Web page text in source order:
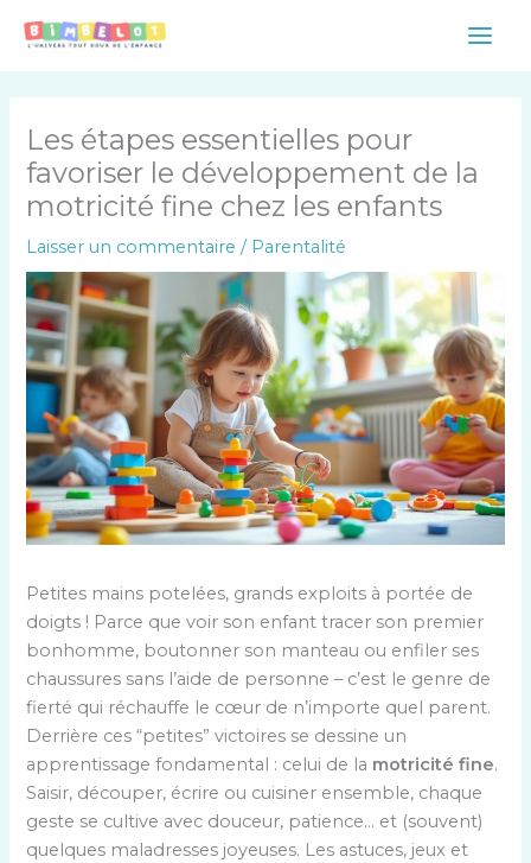
Main
Les étapes essentielles pour
favoriser le développement de la
motricité fine chez les enfants
Laisser un commentaire / Parentalité
Petites mains potelées, grands exploits à portée de
doigts ! Parce que voir son enfant tracer son premier
bonhomme, boutonner son manteau ou enfiler ses
chaussures sans l’aide de personne – c’est le genre de
fierté qui réchauffe le cœur de n’importe quel parent.
Derrière ces “petites” victoires se dessine un
apprentissage fondamental : celui de la motricité fine.
Saisir, découper, écrire ou cuisiner ensemble, chaque
geste se cultive avec douceur, patience… et (souvent)
quelques maladresses joyeuses. Les astuces, jeux et